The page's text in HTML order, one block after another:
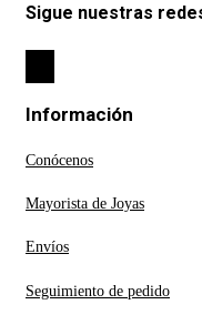
Sigue nuestras
Información
Conócenos
Mayorista de Joyas
Envíos
Seguimiento de pedido